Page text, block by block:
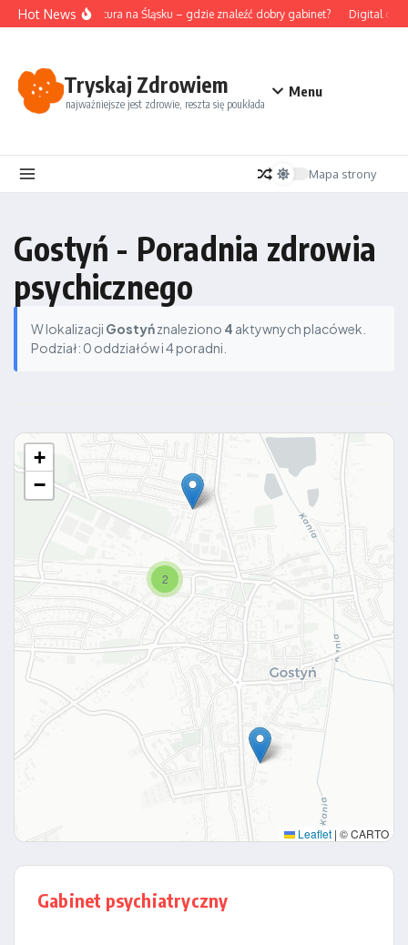
Przejdź do treści
Hot NewsAkupunktura na Śląsku – gdzie znaleźć dobry gabinet? Digital
Tryskaj Zdrowiem
najważniejsze jest zdrowie, reszta się poukłada
Menu
Mapa strony
Gostyń - Poradnia zdrowia
psychicznego
W lokalizacji Gostyńznaleziono 4 aktywnych placówek.
Podział: 0 oddziałów i 4 poradni.
2
+
−
Leaflet | © CARTO
Gabinet psychiatryczny